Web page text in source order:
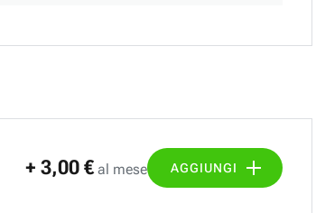
+ 3,00 € al mese AGGIUNGI